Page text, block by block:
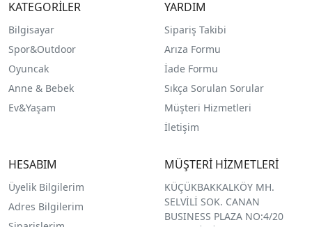
KATEGORİLER
Bilgisayar
Spor&Outdoor
Oyuncak
Anne & Bebek
Ev&Yaşam
YARDIM
Sipariş Takibi
Arıza Formu
İade Formu
Sıkça Sorulan Sorular
Müşteri Hizmetleri
İletişim
HESABIM
Üyelik Bilgilerim
Adres Bilgilerim
MÜŞTERİ HİZMETLERİ
KÜÇÜKBAKKALKÖY MH.
SELVİLİ SOK. CANAN
BUSINESS PLAZA NO:4/20